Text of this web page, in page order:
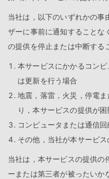
当社は，以下のいずれかの事
ザーに事前に通知することな
の提供を停止または中断する
本サービスにかかるコン
は更新を行う場合
地震，落雷，火災，停電
り，本サービスの提供が
コンピュータまたは通信
その他，当社が本サービ
当社は，本サービスの提供の
ーまたは第三者が被ったいか